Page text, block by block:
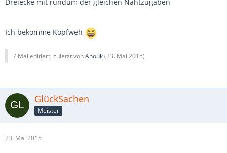
Ich bekomme Kopfweh
7 Mal editiert, zuletzt vonAnouk(23. Mai 2015)
GlückSachen
Meister
23. Mai 2015